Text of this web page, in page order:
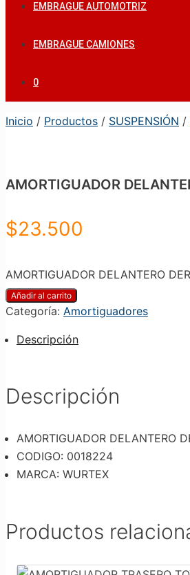
EMBRAGUE AUTOMOTRIZ
EMBRAGUE CAMIONES
0
Inicio / Productos / SUSPENSIÓN /
AMORTIGUADOR
$23.500
AMORTIGUADOR DELANTERO
Añadir al carrito
Categoría: Amortiguadores
Descripción
Descripción
AMORTIGUADOR DELANTERO
CODIGO: 0018224
MARCA: WURTEX
Productos